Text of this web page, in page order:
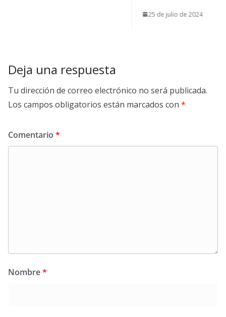
25 de julio de 2024
Deja una respuesta
Tu dirección de correo electrónico no será publicada.
Los campos obligatorios están marcados con *
Comentario *
Nombre*